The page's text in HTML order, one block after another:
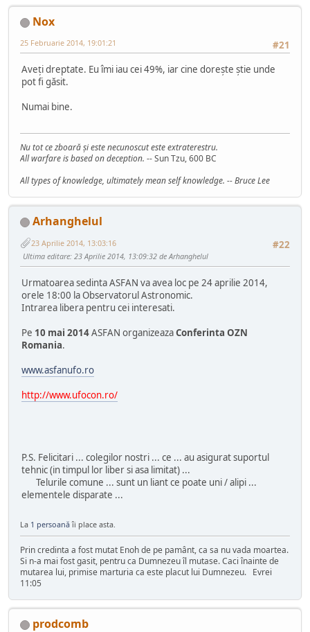
Nox
#21
25 Februarie 2014, 19:01:21
Aveți dreptate. Eu îmi iau cei 49%, iar cine dorește știe unde
pot fi găsit.
Numai bine.
Nu tot ce zboară şi este necunoscut este extraterestru.
All warfare is based on deception. -- Sun Tzu, 600 BC
All types of knowledge, ultimately mean self knowledge. -- Bruce Lee
Arhanghelul
#22
23 Aprilie 2014, 13:03:16
Ultima editare: 23 Aprilie 2014, 13:09:32 de Arhanghelul
Urmatoarea sedinta ASFAN va avea loc pe 24 aprilie 2014,
orele 18:00 la Observatorul Astronomic.
Intrarea libera pentru cei interesati.
Pe 10 mai 2014ASFAN organizeazaConferinta OZN
Romania.
www.asfanufo.ro
http://www.ufocon.ro/
P.S. Felicitari ... colegilor nostri ... ce ... au asigurat suportul
tehnic (in timpul lor liber si asa limitat) ...
Telurile comune ... sunt un liant ce poate uni / alipi ...
elementele disparate ...
La 1 persoanăîi place asta.
Prin credinta a fost mutat Enoh de pe pamânt, ca sa nu vada moartea.
Si n-a mai fost gasit, pentru ca Dumnezeu îl mutase. Caci înainte de
mutarea lui, primise marturia ca este placut lui Dumnezeu. Evrei
11:05
prodcomb